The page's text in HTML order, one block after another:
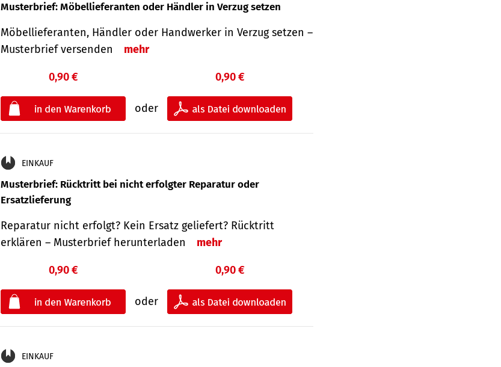
Musterbrief: Möbellieferanten oder Händler in Verzug setzen
Möbellieferanten, Händler oder Handwerker in Verzug setzen –
Musterbrief versenden
mehr
0,90 €
oder
0,90 €
EINKAUF
Musterbrief: Rücktritt bei nicht erfolgter Reparatur oder
Ersatzlieferung
Reparatur nicht erfolgt? Kein Ersatz geliefert? Rücktritt
erklären – Musterbrief herunterladen
mehr
0,90 €
oder
0,90 €
EINKAUF